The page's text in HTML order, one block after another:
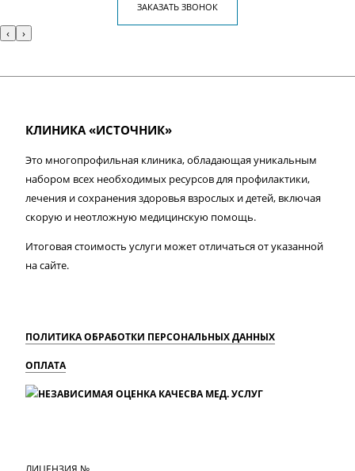
ЗАКАЗАТЬ ЗВОНОК
‹ ›
КЛИНИКА «ИСТОЧНИК»
Это многопрофильная клиника, обладающая уникальным
набором всех необходимых ресурсов для профилактики,
лечения и сохранения здоровья взрослых и детей, включая
скорую и неотложную медицинскую помощь.
Итоговая стоимость услуги может отличаться от указанной
на сайте.
ПОЛИТИКА ОБРАБОТКИ ПЕРСОНАЛЬНЫХ ДАННЫХ
ОПЛАТА